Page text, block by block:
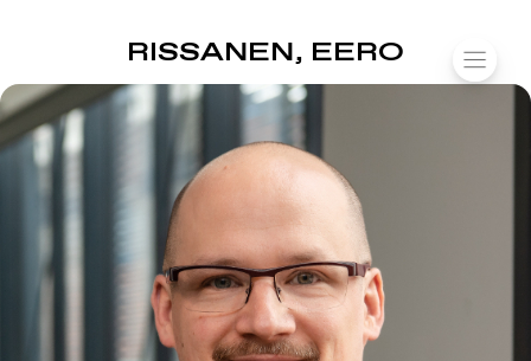
sisältöön
RISSANEN, EERO